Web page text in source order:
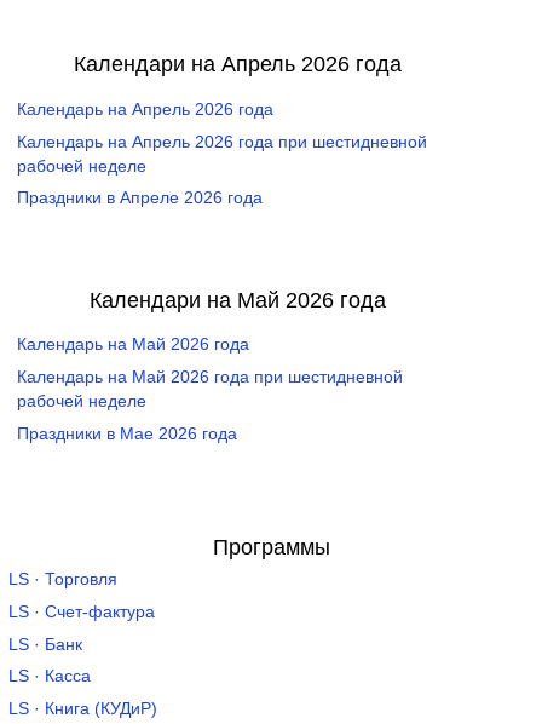
Календари на Апрель 2026 года
Календарь на Апрель 2026 года
Календарь на Апрель 2026 года при шестидневной
рабочей неделе
Праздники в Апреле 2026 года
Календари на Май 2026 года
Календарь на Май 2026 года
Календарь на Май 2026 года при шестидневной
рабочей неделе
Праздники в Мае 2026 года
Программы
LS · Торговля
LS · Счет-фактура
LS · Банк
LS · Касса
LS · Книга (КУДиР)